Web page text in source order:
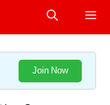
Join Now